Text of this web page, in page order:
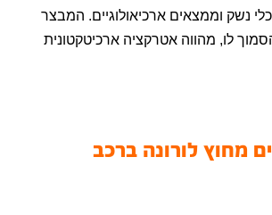
נשק וממצאים ארכיאולוגיים. המבצר
לו, מהווה אטרקציה ארכיטקטונית
מחוץ לורונה ברכב